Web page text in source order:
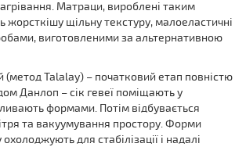
Матраци, вироблені таким
щільну текстуру, малоеластичні
виготовленими за альтернативною
(метод Talalay) – початковий етап повністю
Данлоп – сік гевеї поміщають у
формами. Потім відбувається
та вакуумування простору. Форми
для стабілізації і надалі